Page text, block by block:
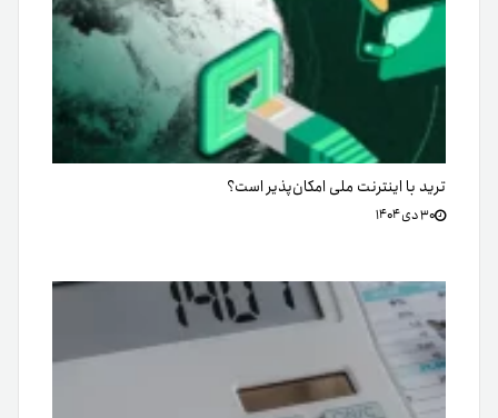
ترید با اینترنت ملی امکان‌پذیر است؟
۳۰ دی ۱۴۰۴